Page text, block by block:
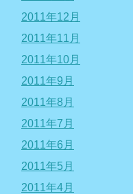
2011年12月
2011年11月
2011年10月
2011年9月
2011年8月
2011年7月
2011年6月
2011年5月
2011年4月